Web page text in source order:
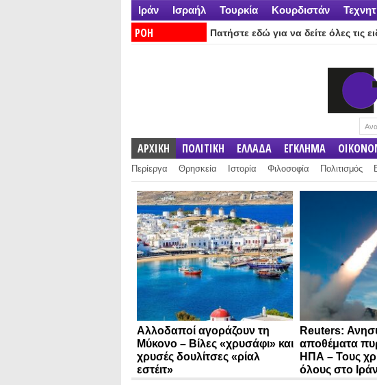
Ιράν Ισραήλ Τουρκία Κουρδιστάν
ΡΟΗ
Πατήστε εδώ για να δείτε όλες τις
ΑΡΧΙΚΗ ΠΟΛΙΤΙΚΗ ΕΛΛΑΔΑ ΕΓΚΛΗΜΑ
Περίεργα Θρησκεία Ιστορία Φιλοσοφία Πολιτισμός
Αλλοδαποί αγοράζουν τη
Μύκονο – Βίλες «χρυσάφι» και
χρυσές δουλίτσες «ρίαλ
εστέιτ»
Reuters:
αποθέματα
ΗΠΑ – Τους
όλους στο